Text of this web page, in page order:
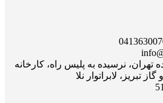
کیلومتر 10 جاده تهران، نرسیده به پلیس راه، کارخانه
تبریز، لابراتوار نلا